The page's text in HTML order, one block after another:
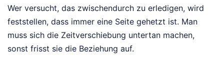
Wer versucht, das zwischendurch zu erledigen, wird
feststellen, dass immer eine Seite gehetzt ist. Man
muss sich die Zeitverschiebung untertan machen,
sonst frisst sie die Beziehung auf.